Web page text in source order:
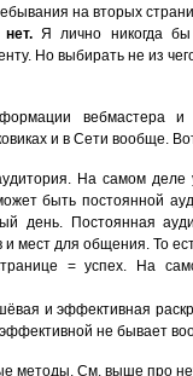
на вторых
Я лично никогда бы
Но выбирать не из
вебмастера
и в Сети вообще.
На самом деле
быть постоянной
день. Постоянная
и мест для общения. То
= успех. На
и эффективная
не бывает
методы. См. выше про